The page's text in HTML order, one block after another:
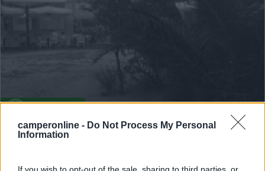
camperonline - Do Not Process My Personal
Information
If you wish to opt-out of the sale, sharing to third parties, or
Don Diego